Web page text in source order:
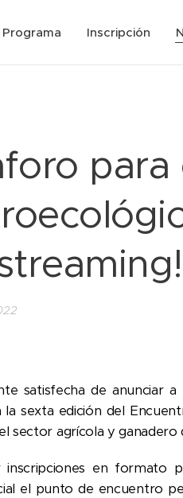
Programa Inscripción
para
satisfecha de anunciar a
sexta edición del
sector agrícola y ganadero
en formato
el punto de encuentro